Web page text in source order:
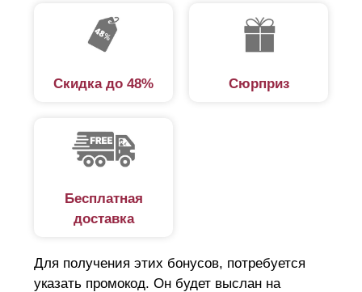
Скидка до 48% Сюрприз
Бесплатная
доставка
Для получения этих бонусов, потребуется
указать промокод. Он будет выслан на